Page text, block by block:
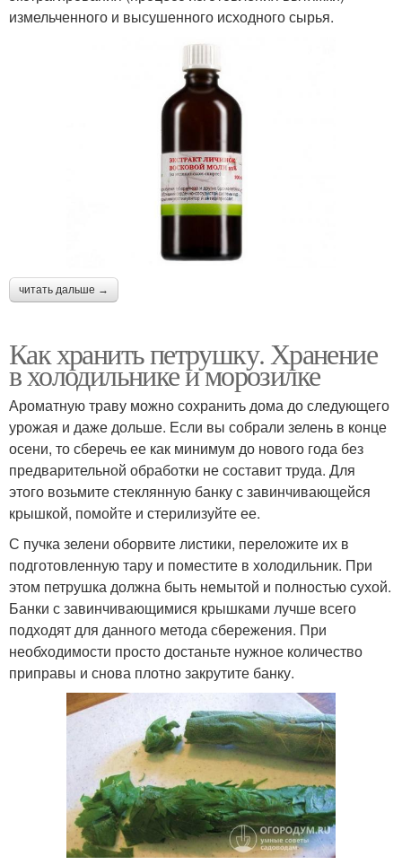
измельченного и высушенного исходного сырья.
читать дальше →
Как хранить петрушку. Хранение
в холодильнике и морозилке
Ароматную траву можно сохранить дома до следующего
урожая и даже дольше. Если вы собрали зелень в конце
осени, то сберечь ее как минимум до нового года без
предварительной обработки не составит труда. Для
этого возьмите стеклянную банку с завинчивающейся
крышкой, помойте и стерилизуйте ее.
С пучка зелени оборвите листики, переложите их в
подготовленную тару и поместите в холодильник. При
этом петрушка должна быть немытой и полностью сухой.
Банки с завинчивающимися крышками лучше всего
подходят для данного метода сбережения. При
необходимости просто достаньте нужное количество
приправы и снова плотно закрутите банку.